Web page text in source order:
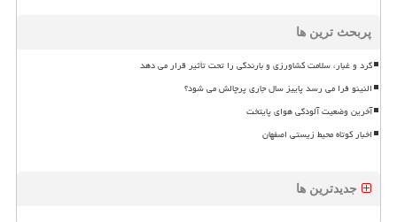
پربحث ترین ها
گرد و غبار، سلامت کشاورزی و بارندگی را تحت تأثیر قرار می دهد
النینو فرا می رسد پاییز سال جاری پرچالش می شود؟
آخرین وضعیت آلودگی هوای پایتخت
اخبار کوتاه محیط زیستی اصفهان
جدیدترین ها